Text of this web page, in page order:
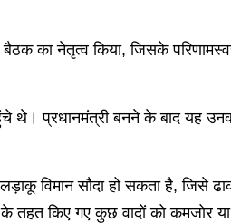
बैठक का नेतृत्व किया, जिसके
थे। प्रधानमंत्री बनने के बाद यह
विमान सौदा हो सकता है, जिसे
किए गए कुछ वादों को कमजोर